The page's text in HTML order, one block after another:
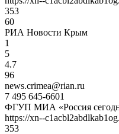
353
60
РИА Новости Крым
1
5
4.7
96
news.crimea@rian.ru
7 495 645-6601
ФГУП МИА «Россия
https://xn--
353